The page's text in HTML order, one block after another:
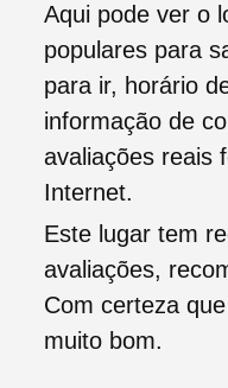
Aqui pode ver o
populares para
para ir, horário
informação de
avaliações reais
Internet.
Este lugar tem
avaliações,
Com certeza
muito bom.